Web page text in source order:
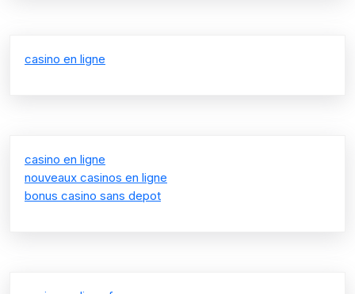
casino en ligne
casino en ligne
nouveaux casinos en ligne
bonus casino sans depot